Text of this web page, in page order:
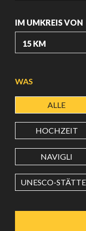
IM UMKREIS VON
BREITENGRAD
LÄNGENGRAD
Wert in
WAS
ALLE
HOCHZEIT
NAVIGLI
UNESCO-